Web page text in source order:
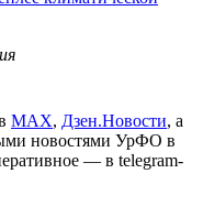
МАХ, Дзен.Новости, а
новостями УрФО в
— в telegram-